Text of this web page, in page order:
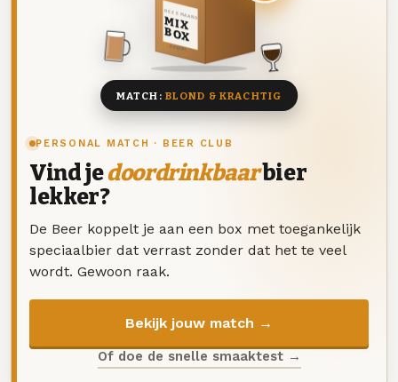
PERSONAL MATCH · BEER CLUB
Vind jedoordrinkbaarbier
lekker?
De Beer koppelt je aan een box met toegankelijk
speciaalbier dat verrast zonder dat het te veel
wordt. Gewoon raak.
Bekijk jouw match →
Of doe de snelle smaaktest →
DEZE MAAND
MIX
BOX
8 BIEREN
MATCH: BLOND & KRACHTIG